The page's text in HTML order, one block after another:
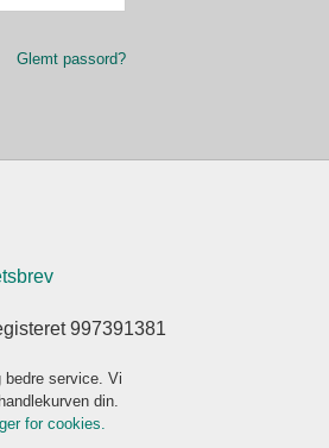
Glemt passord?
997391381
service. Vi
din.
for cookies.